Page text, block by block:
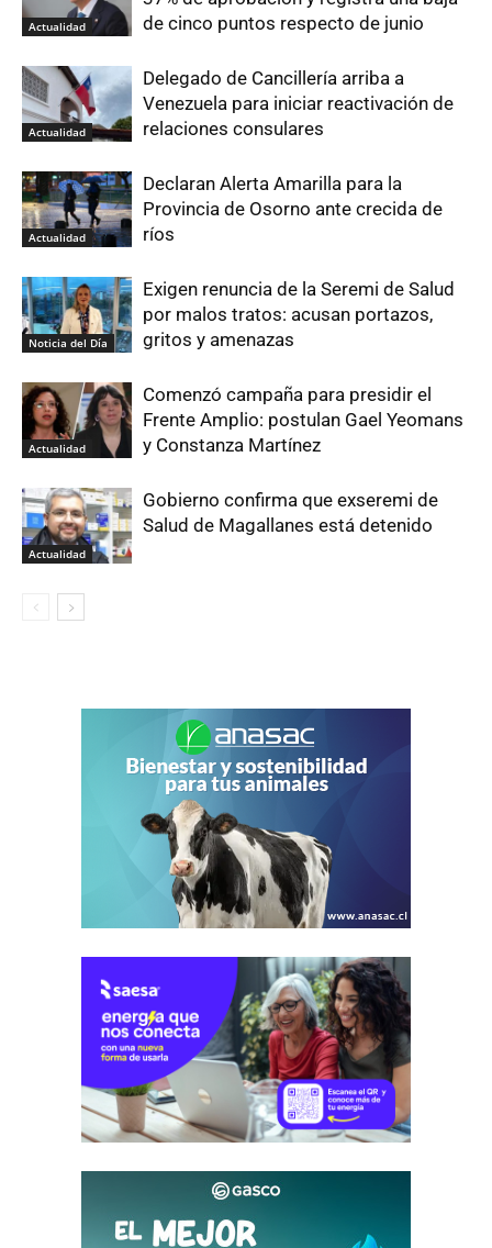
Actualidad
de cinco puntos respecto de junio
Actualidad
Delegado de Cancillería arriba a
Venezuela para iniciar reactivación de
relaciones consulares
Actualidad
Declaran Alerta Amarilla para la
Provincia de Osorno ante crecida de
ríos
Noticia del Día
Exigen renuncia de la Seremi de Salud
por malos tratos: acusan portazos,
gritos y amenazas
Actualidad
Comenzó campaña para presidir el
Frente Amplio: postulan Gael Yeomans
y Constanza Martínez
Actualidad
Gobierno confirma que exseremi de
Salud de Magallanes está detenido